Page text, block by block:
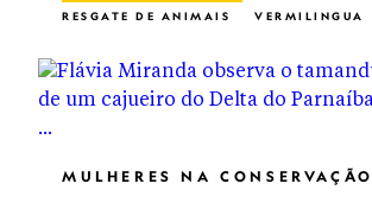
RESGATE DE ANIMAIS
VERMILINGUA
MULHERES NA CONSERVAÇÃO